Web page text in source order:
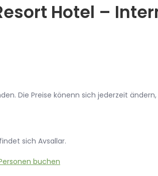
Hotel –
Die Preise könenn sich jederzeit
sich Avsallar.